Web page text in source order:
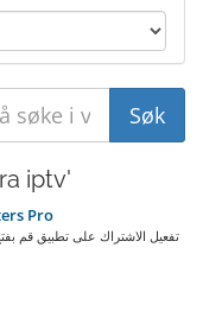
iptv'
Pro